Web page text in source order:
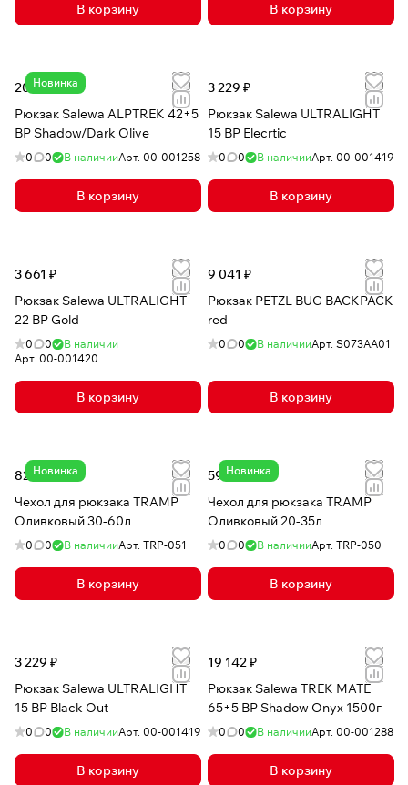
В корзину В корзину
Новинка
20 888 ₽
Рюкзак Salewa ALPTREK 42+5
BP Shadow/Dark Olive
0 0 В наличииАрт. 00-001258
В корзину
3 229 ₽
Рюкзак Salewa ULTRALIGHT
15 BP Elecrtic
0 0 В наличииАрт. 00-001419
В корзину
3 661 ₽
Рюкзак Salewa ULTRALIGHT
22 BP Gold
0 0
В наличии
Арт. 00-001420
В корзину
9 041 ₽
Рюкзак PETZL BUG BACKPACK
red
0 0 В наличииАрт. S073AA01
В корзину
Новинка
826 ₽
Чехол для рюкзака TRAMP
Оливковый 30-60л
0 0 В наличииАрт. TRP-051
В корзину
Новинка
591 ₽
Чехол для рюкзака TRAMP
Оливковый 20-35л
0 0 В наличииАрт. TRP-050
В корзину
3 229 ₽
Рюкзак Salewa ULTRALIGHT
15 BP Black Out
0 0 В наличииАрт. 00-001419
В корзину
19 142 ₽
Рюкзак Salewa TREK MATE
65+5 BP Shadow Onyx 1500г
0 0 В наличииАрт. 00-001288
В корзину